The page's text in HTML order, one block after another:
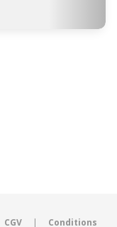
CGV | Conditions